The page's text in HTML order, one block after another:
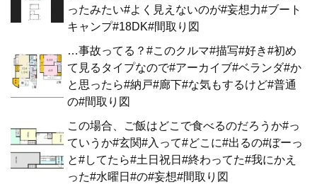
ったみたい#よく見えないのが#妄想力#ブート
キャンプ#18DK#間取り図
…事故ってる？#このクルマ#描写#好き#初め
て見るタイプなので#アーカイブ#ベランダ#か
と思ったら#納戸#廊下#な気もするけど#普通
の#間取り図
この場合、ご飯はどこで食べるのだろうか#っ
ていうか#玄関#入って#どこに#出るの#ぼーっ
と#してたら#土日祝日#終わってた#我にかえ
った#水曜日#の#妄想#間取り図